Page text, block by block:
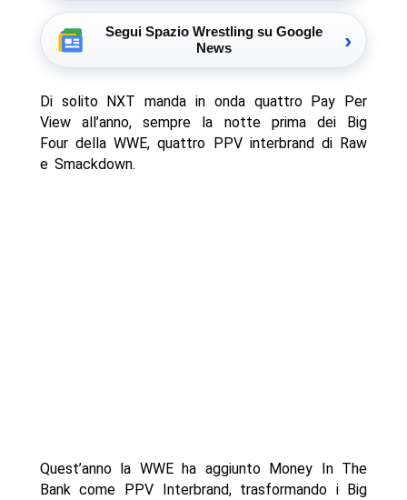
Segui Spazio Wrestling su Google
News
›
Di solito NXT manda in onda quattro Pay Per
View all’anno, sempre la notte prima dei Big
Four della WWE, quattro PPV interbrand di Raw
e Smackdown.
Quest’anno la WWE ha aggiunto Money In The
Bank come PPV Interbrand, trasformando i Big